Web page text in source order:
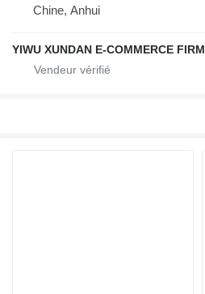
Chine, Anhui
YIWU XUNDAN E-COMMERCE FIRM